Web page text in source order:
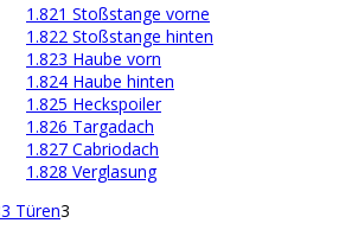
1.821 Stoßstange vorne
1.822 Stoßstange hinten
1.823 Haube vorn
1.824 Haube hinten
1.825 Heckspoiler
1.826 Targadach
1.827 Cabriodach
1.828 Verglasung
Türen3